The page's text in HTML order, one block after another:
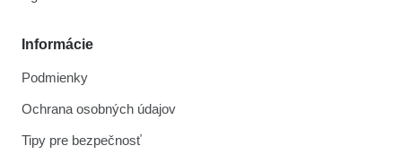
Informácie
Podmienky
Ochrana osobných údajov
Tipy pre bezpečnosť